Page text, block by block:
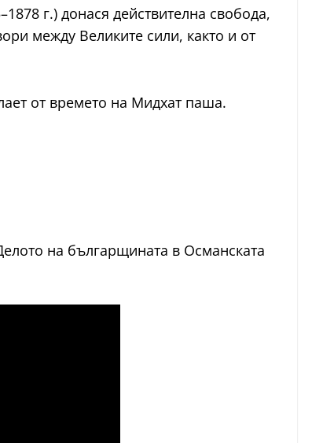
г.) донася действителна свобода,
между Великите сили, както и от
от времето на Мидхат паша.
на българщината в Османската